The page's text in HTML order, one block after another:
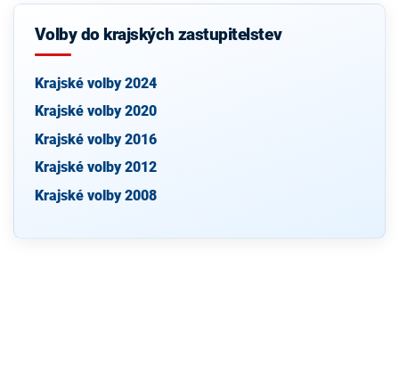
Volby do krajských zastupitelstev
Krajské volby 2024
Krajské volby 2020
Krajské volby 2016
Krajské volby 2012
Krajské volby 2008